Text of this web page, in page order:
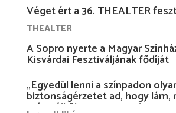
Véget ért a 36. THEALTER
THEALTER
A Sopro nyerte a Magyar
Kisvárdai Fesztiváljának fődíját
„Egyedül lenni a színpadon
biztonságérzetet ad, hogy lám,
más nélkül is megvagyok